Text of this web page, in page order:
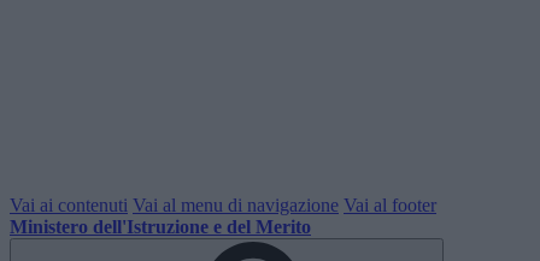
Vai ai contenuti Vai al menu di navigazione Vai al footer
Ministero dell'Istruzione e del Merito